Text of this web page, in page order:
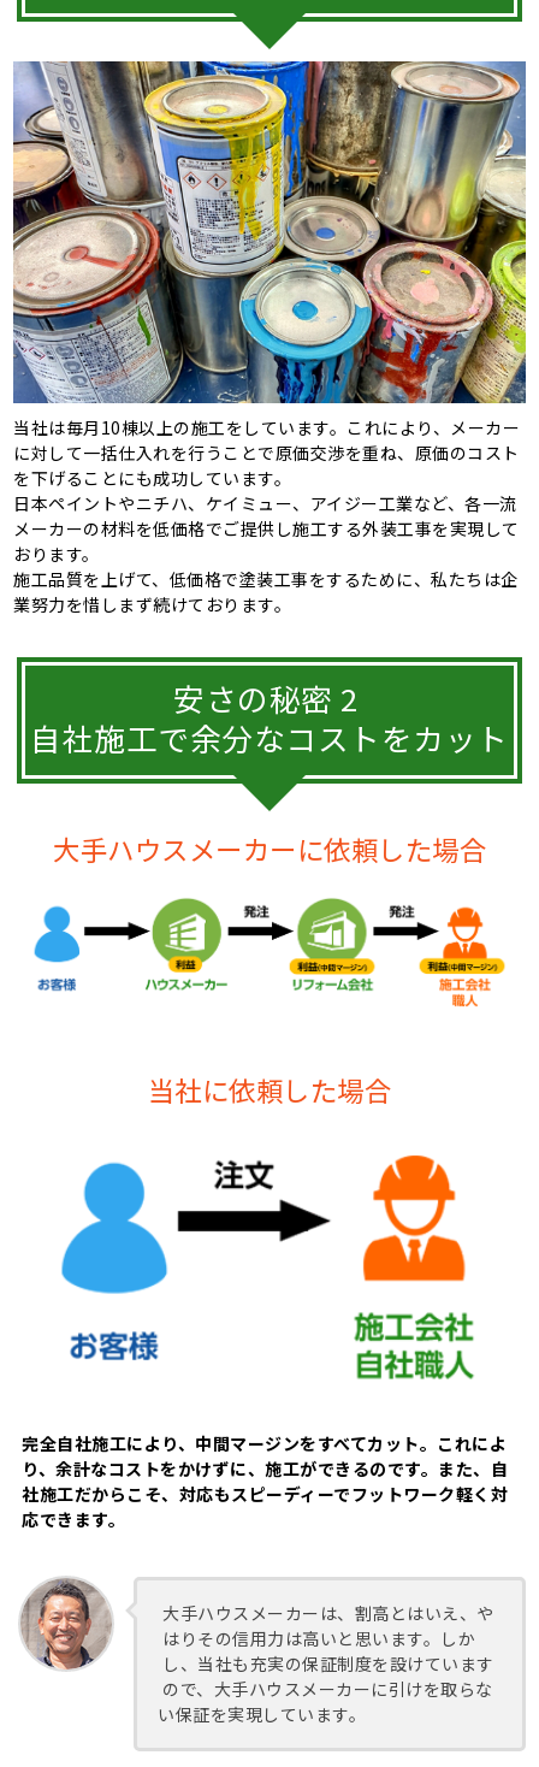
当社は毎月10棟以上の施工をしています。これにより、メーカー
に対して一括仕入れを行うことで原価交渉を重ね、原価のコスト
を下げることにも成功しています。
日本ペイントやニチハ、ケイミュー、アイジー工業など、各一流
メーカーの材料を低価格でご提供し施工する外装工事を実現して
おります。
施工品質を上げて、低価格で塗装工事をするために、私たちは企
業努力を惜しまず続けております。
安さの秘密 2
自社施工で余分なコストをカット
大手ハウスメーカーに依頼した場合
当社に依頼した場合
完全自社施工により、中間マージンをすべてカット。これによ
り、余計なコストをかけずに、施工ができるのです。また、自
社施工だからこそ、対応もスピーディーでフットワーク軽く対
応できます。
大手ハウスメーカーは、割高とはいえ、や
はりその信用力は高いと思います。しか
し、当社も充実の保証制度を設けています
ので、大手ハウスメーカーに引けを取らな
い保証を実現しています。